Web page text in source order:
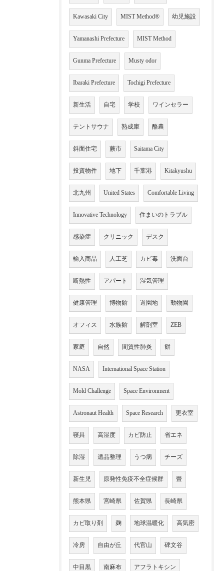
Kawasaki City MIST Method® 幼児施設
Yamanashi Prefecture MIST Method
Gunma Prefecture Musty odor
Ibaraki Prefecture Tochigi Prefecture
新生活 自宅 学校 ワインセラー
テントサウナ 熟成庫 酪農
斜面住宅 蕨市 Saitama City
投資物件 地下 千葉港 Kitakyushu
北九州 United States Comfortable Living
Innovative Technology 住まいのトラブル
感染症 クリニック デスク
輸入商品 人工芝 カビ毒 洗面台
断熱性 アパート 湿気管理
健康管理 博物館 遊園地 動物園
オフィス 水族館 解剖室 ZEB
家庭 自然 間質性肺炎 餅
NASA International Space Station
Mold Challenge Space Environment
Astronaut Health Space Research 更衣室
寝具 高湿度 カビ防止 省エネ
除湿 遺品整理 うつ病 チーズ
新生児 原発性免疫不全症候群 畳
熊本県 宮崎県 佐賀県 長崎県
カビ取り剤 麹 地球温暖化 高気密
冷房 自由が丘 代官山 碑文谷
中目黒 南麻布 アフラトキシン